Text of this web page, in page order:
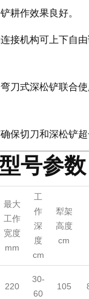
耕作效果良好。
接机构可上下自
刀式深松铲联合
保切刀和深松铲超
号参数
最大
工作
宽度
mm
工
作
深
度
cm
犁架
高度
cm
220
30-
60
105